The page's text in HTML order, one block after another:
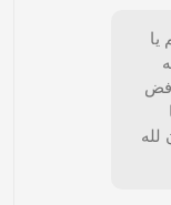
يا
لله